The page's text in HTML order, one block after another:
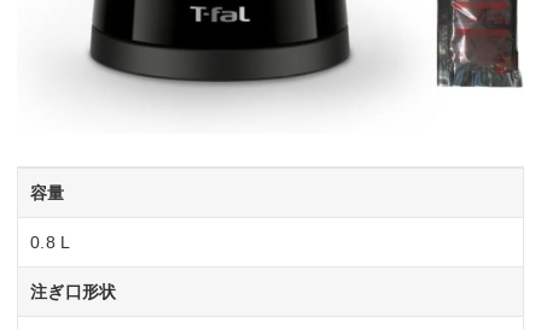
容量
0.8 L
注ぎ口形状